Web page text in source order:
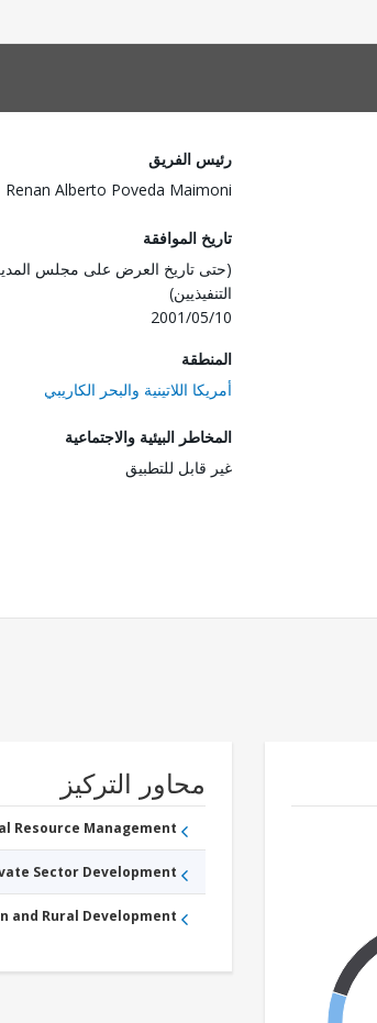
رئيس الفريق
Renan Alberto Poveda Maimoni
تاريخ الموافقة
(حتى تاريخ العرض على مجلس
التنفيذيين)
2001/05/10
المنطقة
أمريكا اللاتينية والبحر الكاريبي
المخاطر البيئية والاجتماعية
غير قابل للتطبيق
محاور التركيز
Resource Management
Sector Development
and Rural Development